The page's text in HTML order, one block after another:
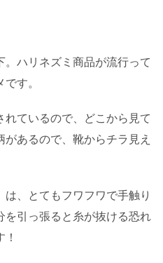
ハリネズミ商品が流行って
す。
ているので、どこから見て
あるので、靴からチラ見え
、とてもフワフワで手触り
引っ張ると糸が抜ける恐れ